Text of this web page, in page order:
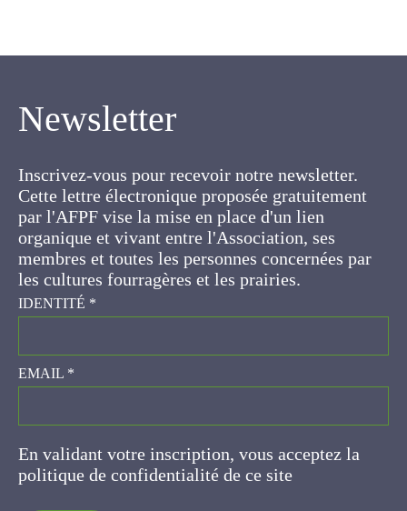
Newsletter
Cette lettre électronique proposée
gratuitement par l'AFPF vise la mise en place
d'un lien organique et vivant entre l'Association,
ses membres et toutes les personnes
concernées par les cultures fourragères et les
prairies.
IDENTITÉ*
EMAIL*
En validant votre inscription, vous acceptez la
politique de confidentialité de ce site